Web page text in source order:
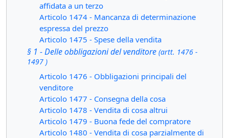
affidata a un terzo
Articolo 1474 - Mancanza di determinazione
espressa del prezzo
Articolo 1475 - Spese della vendita
§ 1 - Delle obbligazioni del venditore (artt. 1476 -
1497 )
Articolo 1476 - Obbligazioni principali del
venditore
Articolo 1477 - Consegna della cosa
Articolo 1478 - Vendita di cosa altrui
Articolo 1479 - Buona fede del compratore
Articolo 1480 - Vendita di cosa parzialmente di